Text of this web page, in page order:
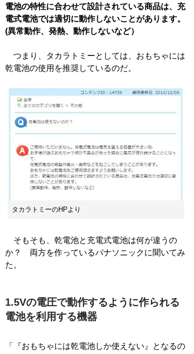
電池の特性に合わせて設計されている商品は、充
電式電池では適切に動作しないことがあります。
(異常動作、発熱、動作しないなど）
つまり、タカラトミーとしては、おもちゃには
乾電池の使用を推奨しているのだ。
タカラトミーのHPより
そもそも、乾電池と充電式電池は何が違うの
か？ 両方を作っているパナソニックに聞いてみ
た。
1.5Vの電圧で動作するように作られる
電池を利用する機器
「『おもちゃには乾電池しか使えない』となるの